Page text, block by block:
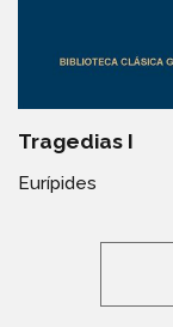
Tragedias I
Eurípides